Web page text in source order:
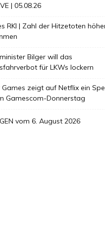
| 05.08.26
RKI | Zahl der Hitzetoten
Bilger will das
für LKWs lockern
Games zeigt auf Netflix ein
Gamescom-Donnerstag
vom 6. August 2026